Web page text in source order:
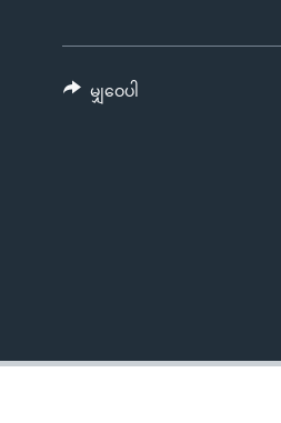
ရန်
မကြေးမုံရဲ့ အင်္ဂလိပ်စာ
ရေဒီယို
ရေဒီယိုနှင့်ရုပ်သံ အချက်အလက်များ
မျှဝေပါ